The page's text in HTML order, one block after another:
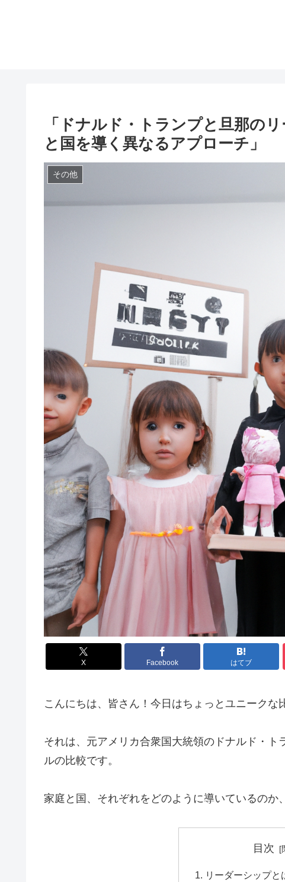
「ドナルド・トランプと旦那の
と国を導く異なるアプローチ」
その他
X Facebook はてブ
こんにちは、皆さん！今日はちょっとユニークな
それは、元アメリカ合衆国大統領のドナルド・
ルの比較です。
家庭と国、それぞれをどのように導いているのか
目次
リーダーシップと